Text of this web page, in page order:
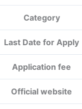
Category
Last Date for Apply
Application fee
Official website